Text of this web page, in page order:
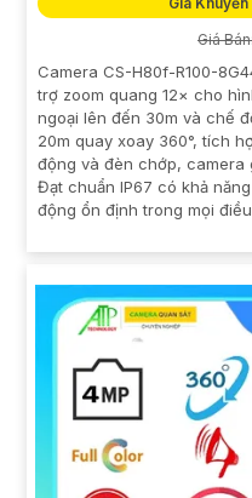
Giá
Camera CS-H80f-R100-
trợ zoom quang 12× cho
ngoại lên đến 30m và chế
20m quay xoay 360°, tích
động và đèn chớp, camera
Đạt chuẩn IP67 có khả
động ổn định trong mọi